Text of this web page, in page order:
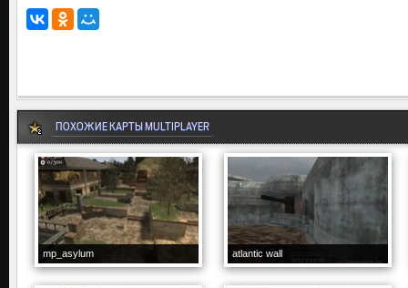
ПОХОЖИЕ КАРТЫ MULTIPLAYER
mp_asylum atlantic wall